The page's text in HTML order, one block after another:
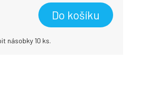
Do košíku
násobky 10 ks.